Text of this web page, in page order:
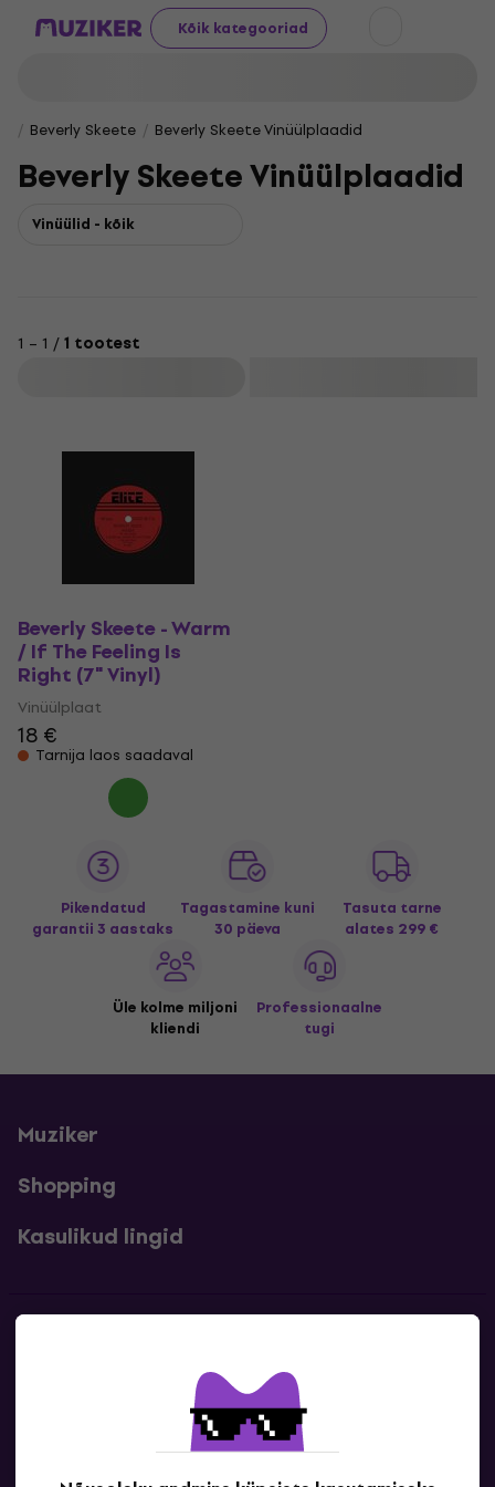
Kõik kategooriad
Beverly Skeete Beverly Skeete Vinüülplaadid
Beverly Skeete Vinüülplaadid
Vinüülid - kõik
1 – 1 /1 tootest
Beverly Skeete - Warm
/ If The Feeling Is
Right (7" Vinyl)
Vinüülplaat
18 €
Tarnija laos saadaval
Pikendatud
garantii 3 aastaks
Tagastamine kuni
30 päeva
Tasuta tarne
alates 299 €
Üle kolme miljoni
kliendi
Professionaalne
tugi
Muziker
Shopping
Kasulikud lingid
Kontaktandmed